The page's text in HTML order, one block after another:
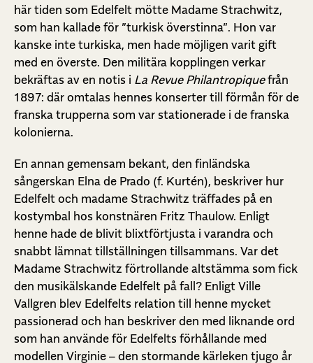
här tiden som Edelfelt mötte Madame Strachwitz,
som han kallade för ”turkisk överstinna”. Hon var
kanske inte turkiska, men hade möjligen varit gift
med en överste. Den militära kopplingen verkar
bekräftas av en notis i La Revue Philantropiquefrån
1897: där omtalas hennes konserter till förmån för de
franska trupperna som var stationerade i de franska
kolonierna.
En annan gemensam bekant, den finländska
sångerskan Elna de Prado (f. Kurtén), beskriver hur
Edelfelt och madame Strachwitz träffades på en
kostymbal hos konstnären Fritz Thaulow. Enligt
henne hade de blivit blixtförtjusta i varandra och
snabbt lämnat tillställningen tillsammans. Var det
Madame Strachwitz förtrollande altstämma som fick
den musikälskande Edelfelt på fall? Enligt Ville
Vallgren blev Edelfelts relation till henne mycket
passionerad och han beskriver den med liknande ord
som han använde för Edelfelts förhållande med
modellen Virginie – den stormande kärleken tjugo år